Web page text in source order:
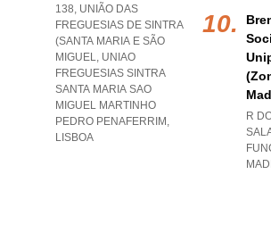
138, UNIÃO DAS
FREGUESIAS DE SINTRA
(SANTA MARIA E SÃO
MIGUEL, UNIAO
FREGUESIAS SINTRA
SANTA MARIA SAO
MIGUEL MARTINHO
PEDRO PENAFERRIM ,
LISBOA
R